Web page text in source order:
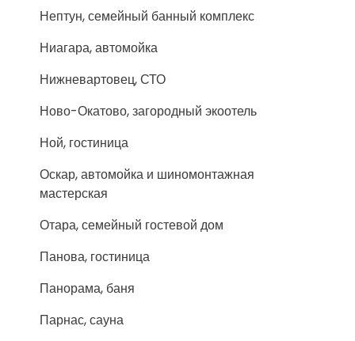
Нептун, семейный банный комплекс
Ниагара, автомойка
Нижневартовец, СТО
Ново-Окатово, загородный экоотель
Ной, гостиница
Оскар, автомойка и шиномонтажная
мастерская
Отара, семейный гостевой дом
Панова, гостиница
Панорама, баня
Парнас, сауна